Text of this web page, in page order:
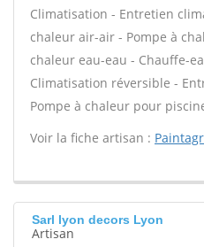
Climatisation - Entretien
chaleur air-air - Pompe à
chaleur eau-eau - Chauffe-
Climatisation réversible -
Pompe à chaleur pour
Voir la fiche artisan :
Sarl lyon decors Lyon
Artisan